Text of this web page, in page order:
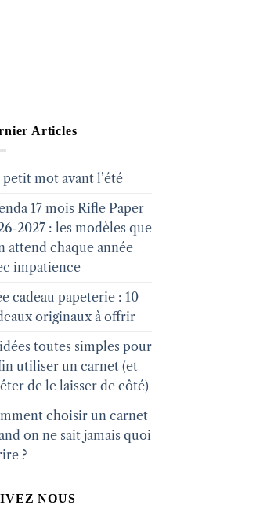
Articles
petit mot avant l’été
17 mois Rifle Paper
2027 : les modèles que
attend chaque année
impatience
cadeau papeterie : 10
originaux à offrir
toutes simples pour
utiliser un carnet (et
de le laisser de côté)
choisir un carnet
on ne sait jamais quoi
?
NOUS